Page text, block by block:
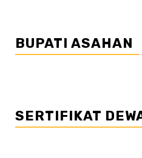
BUPATI ASAHAN
SERTIFIKAT